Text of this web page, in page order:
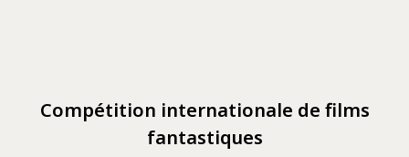
Compétition internationale de films
fantastiques